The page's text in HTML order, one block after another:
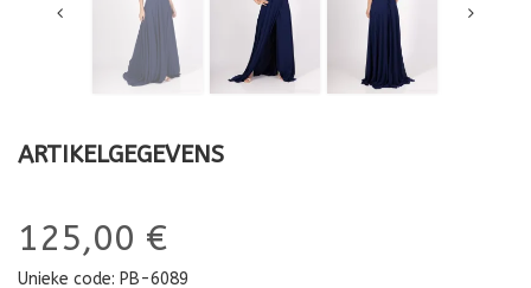
ARTIKELGEGEVENS
125,00 €
Unieke code: PB-6089